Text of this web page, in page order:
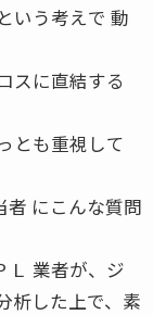
いう考えで 動
スに直結する
とも重視して
者 にこんな質問
Ｌ 業者が、ジ
析した上で、素